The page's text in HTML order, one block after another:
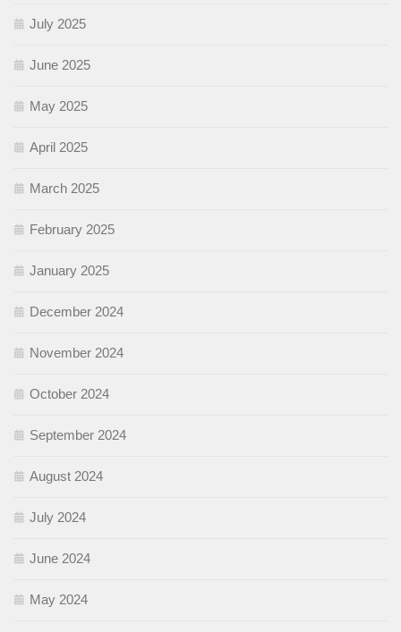
July 2025
June 2025
May 2025
April 2025
March 2025
February 2025
January 2025
December 2024
November 2024
October 2024
September 2024
August 2024
July 2024
June 2024
May 2024